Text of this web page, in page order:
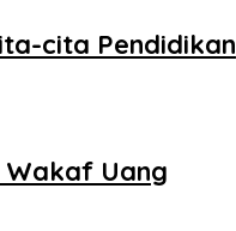
cita Pendidikan
Wakaf Uang